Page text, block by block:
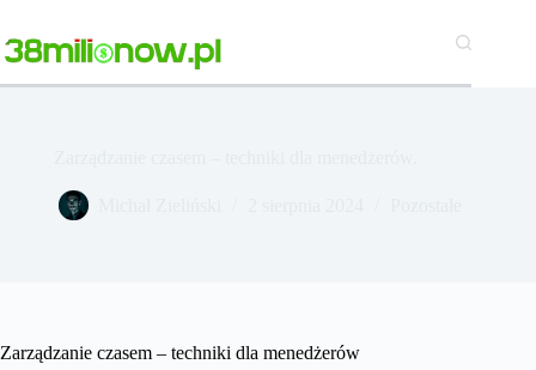
treści
Zarządzanie czasem – techniki dla menedżerów